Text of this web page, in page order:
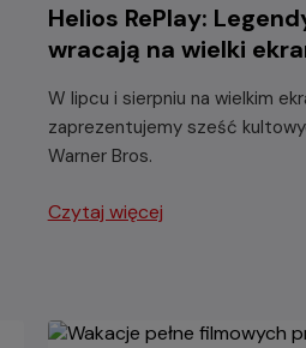
Helios RePlay:
wracają na wielki
W lipcu i sierpniu na wielkim
zaprezentujemy sześć
Warner Bros.
Czytaj więcej